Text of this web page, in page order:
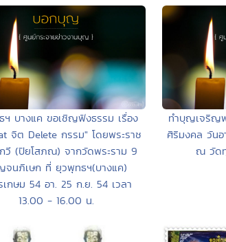
ฯ บางแค ขอเชิญฟังธรรม เรื่อง
จิต Delete กรรม" โดยพระราช
(ปิยโสภณ) จากวัดพระราม 9
จนภิเษก ที่ ยุวพุทธฯ(บางแค)
เกษม 54 อา. 25 ก.ย. 54 เวลา
13.00 - 16.00 น.
ทำบุญเจริญ
ศิริมงคล วัน
ณ วัด